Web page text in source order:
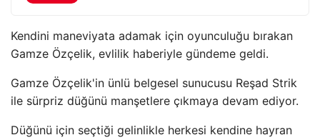
Kendini maneviyata adamak için oyunculuğu bırakan
Gamze Özçelik, evlilik haberiyle gündeme geldi.
Gamze Özçelik'in ünlü belgesel sunucusu Reşad Strik
ile sürpriz düğünü manşetlere çıkmaya devam ediyor.
Düğünü için seçtiği gelinlikle herkesi kendine hayran